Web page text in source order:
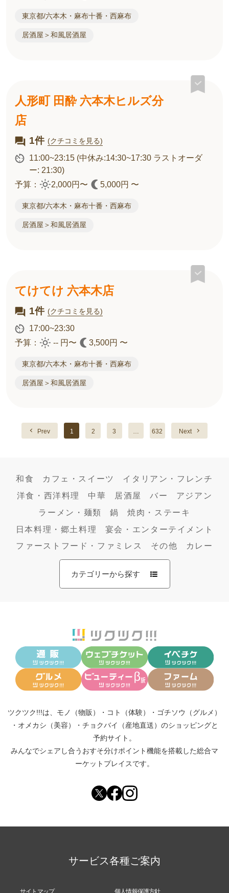
東京都/六本木・麻布十番・西麻布
居酒屋＞和風居酒屋
人形町 田酔 六本木ヒルズ分
店
1件 (クチコミを見る)
11:00~23:15 (中休み:14:30~17:30 ラストオーダ
ー: 21:30)
予算：
2,000円〜 5,000円 〜
東京都/六本木・麻布十番・西麻布
居酒屋＞和風居酒屋
てけてけ 六本木店
1件 (クチコミを見る)
17:00~23:30
予算：
-- 円〜 3,500円 〜
東京都/六本木・麻布十番・西麻布
居酒屋＞和風居酒屋
Prev 1 2 3 632 Next
和食 カフェ・スイーツ
イタリアン・フレンチ
洋食・西洋料理
中華 居酒屋 バー
アジアン
ラーメン・麺類
鍋
焼肉・ステーキ
日本料理・郷土料理
宴会・エンターテイメント
ファーストフード・ファミレス
その他 カレー
カテゴリーから探す
ツクツク!!!は、 モノ（物販） ・ コト（体験） ・ ゴチソウ（グルメ）
・ オメカシ（美容） ・ チョクバイ（産地直送） のショッピングと
予約サイト。
みんなでシェアし合う おすそ分けポイント機能を搭載した総合マ
ーケットプレイスです。
サービス各種ご案内
サイトマップ 個人情報保護方針